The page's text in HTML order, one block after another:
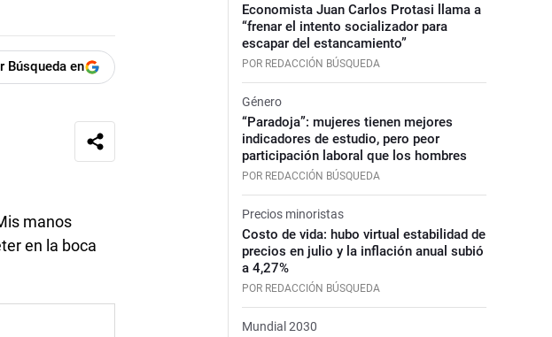
Búsqueda en
manos
en la boca
Economista Juan Carlos Protasi llama a
“frenar el intento socializador para
escapar del estancamiento”
POR REDACCIÓN BÚSQUEDA
Género
“Paradoja”: mujeres tienen mejores
indicadores de estudio, pero peor
participación laboral que los hombres
POR REDACCIÓN BÚSQUEDA
Precios minoristas
Costo de vida: hubo virtual estabilidad de
precios en julio y la inflación anual subió
a 4,27%
POR REDACCIÓN BÚSQUEDA
Mundial 2030